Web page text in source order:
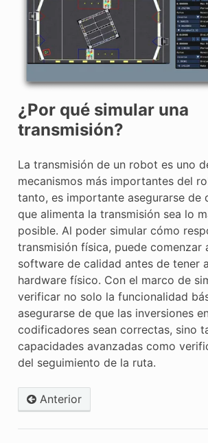
¿Por qué simular una
transmisión?
La transmisión de un robot es uno
mecanismos más importantes del
tanto, es importante asegurarse de
que alimenta la transmisión sea lo
posible. Al poder simular cómo
transmisión física, puede comenzar
software de calidad antes de tener
hardware físico. Con el marco de
verificar no solo la funcionalidad
asegurarse de que las inversiones
codificadores sean correctas, sino
capacidades avanzadas como
del seguimiento de la ruta.
Anterior